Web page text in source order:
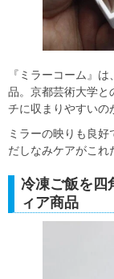
『ミラーコーム』
品。京都芸術大学と
チに収まりやすいの
ミラーの映りも良
だしなみケアがこれ
冷凍ご飯を四
ィア商品